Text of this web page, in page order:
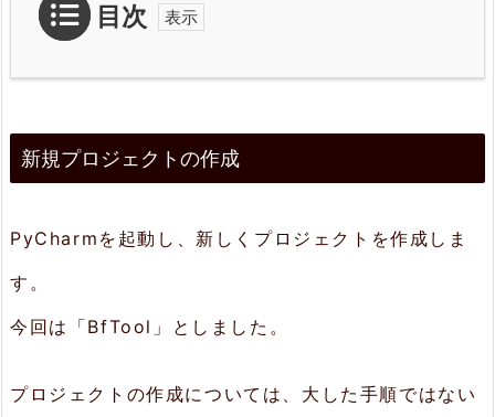
目次
1.
規
ロ
ト
新規プロジェクトの作成
PyCharmを起動し、新しくプロジェクトを作成しま
す。
今回は「BfTool」としました。
プロジェクトの作成については、大した手順ではない